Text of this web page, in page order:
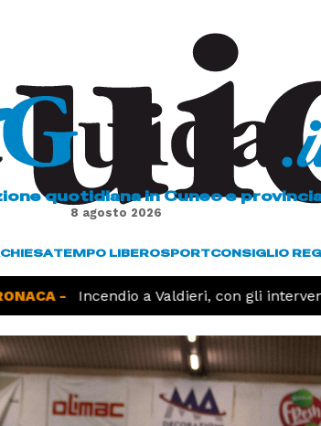
quotidiana in Cuneo e
8 agosto 2026
CHIESATEMPO LIBEROSPORTCONSIGLIO
- Incendio a Valdieri, con gli interventi